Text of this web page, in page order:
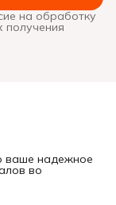
на обработку
получения
ваше надежное
во